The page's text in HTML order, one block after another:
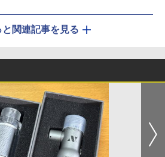
と関連記事を見る